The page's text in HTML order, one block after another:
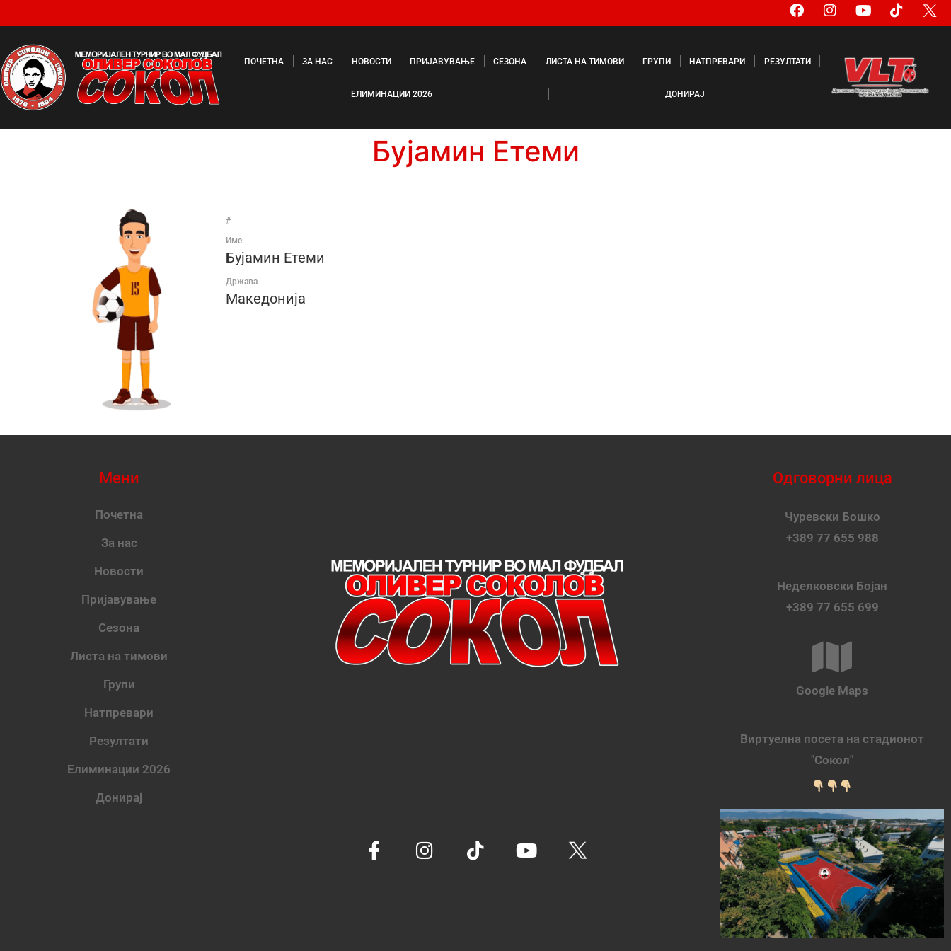
ПОЧЕТНА ЗА НАС НОВОСТИ ПРИЈАВУВАЊЕ СЕЗОНА ЛИСТА НА ТИМОВИ ГРУПИ НАТПРЕВАРИ РЕЗУЛТАТИ
ЕЛИМИНАЦИИ 2026 ДОНИРАЈ
Бујамин Етеми
#
Име
Бујамин Етеми
Држава
Македонија
Мени
Почетна
За нас
Новости
Пријавување
Сезона
Листа на тимови
Групи
Натпревари
Резултати
Елиминации 2026
Донирај
Одговорни лица
Чуревски Бошко
+389 77 655 988
Неделковски Бојан
+389 77 655 699
Google Maps
Виртуелна посета на стадионот
"Сокол"